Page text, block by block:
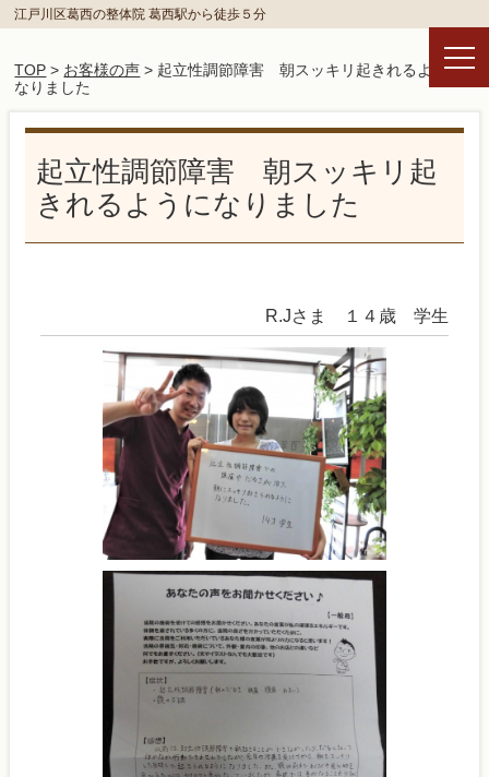
江戸川区葛西の整体院 葛西駅から徒歩５分
TOP > お客様の声 > 起立性調節障害 朝スッキリ起きれるように
なりました
起立性調節障害 朝スッキリ起
きれるようになりました
R.Jさま １４歳 学生